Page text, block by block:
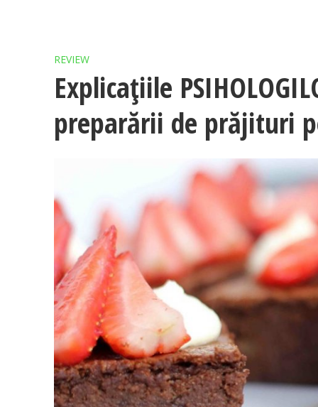
REVIEW
Explicațiile
preparării de prăjituri